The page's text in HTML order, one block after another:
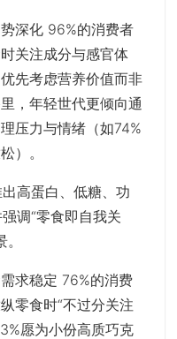
深化 96%的消费者
关注成分与感官体
先考虑营养价值而非
，年轻世代更倾向通
压力与情绪（如74%
）。
出高蛋白、低糖、功
调“零食即自我关
求稳定 76%的消费
零食时“不过分关注
愿为小份高质巧克